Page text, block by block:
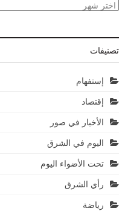
الأرشيف
تصنيفات
إستفهام
إقتصاد
الأخبار في صور
اليوم في الشرق
تحت الأضواء اليوم
رأي الشرق
رياضة